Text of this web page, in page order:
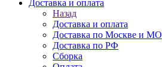
Доставка и оплата
Назад
Доставка и оплата
Доставка по Москве и МО
Доставка по РФ
Сборка